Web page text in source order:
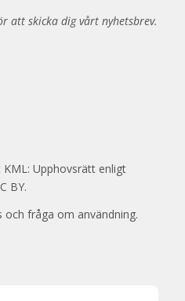
att skicka dig vårt nyhetsbrev.
Upphovsrätt enligt
BY.
fråga om användning.